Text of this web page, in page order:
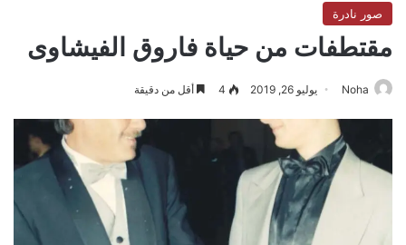
صور نادرة
مقتطفات من حياة فاروق الفيشاوى
Noha يوليو 26, 2019 4 أقل من دقيقة